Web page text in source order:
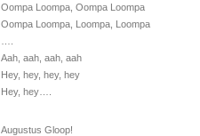
Oompa Loompa, Oompa Loompa
Oompa Loompa, Loompa, Loompa
Aah, aah, aah, aah
Hey, hey, hey, hey
Hey, hey….
Augustus Gloop!